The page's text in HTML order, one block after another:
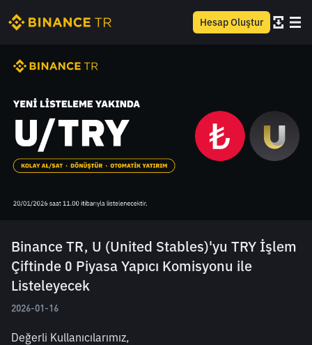
Hesap Oluştur
Binance TR, U (United Stables)'yu TRY İşlem
Çiftinde 0 Piyasa Yapıcı Komisyonu ile
Listeleyecek
2026-01-16
Değerli Kullanıcılarımız,